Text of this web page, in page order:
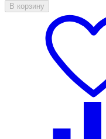
В корзину